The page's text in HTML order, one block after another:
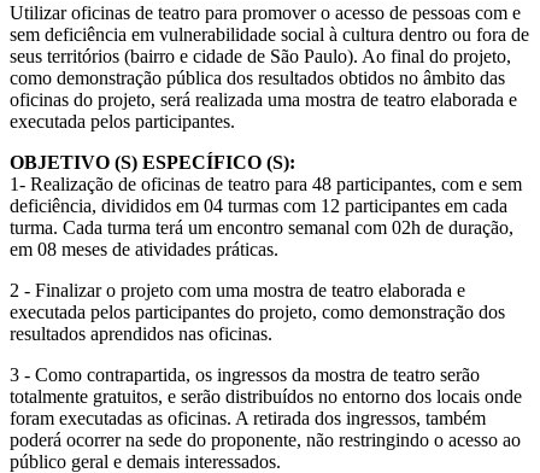
Utilizar oficinas de teatro para promover o acesso de pessoas com e
sem deficiência em vulnerabilidade social à cultura dentro ou fora de
seus territórios (bairro e cidade de São Paulo). Ao final do projeto,
como demonstração pública dos resultados obtidos no âmbito das
oficinas do projeto, será realizada uma mostra de teatro elaborada e
executada pelos participantes.
OBJETIVO (S) ESPECÍFICO (S):
1- Realização de oficinas de teatro para 48 participantes, com e sem
deficiência, divididos em 04 turmas com 12 participantes em cada
turma. Cada turma terá um encontro semanal com 02h de duração,
em 08 meses de atividades práticas.
2 - Finalizar o projeto com uma mostra de teatro elaborada e
executada pelos participantes do projeto, como demonstração dos
resultados aprendidos nas oficinas.
3 - Como contrapartida, os ingressos da mostra de teatro serão
totalmente gratuitos, e serão distribuídos no entorno dos locais onde
foram executadas as oficinas. A retirada dos ingressos, também
poderá ocorrer na sede do proponente, não restringindo o acesso ao
público geral e demais interessados.